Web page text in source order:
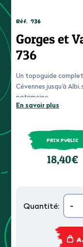
Réf. 736
Gorges et
736
Un topoguide complet
Cévennes jusqu’à
patrimoine.
En savoir plus
PRIX PUBLIC
18,40€
Quantité: -